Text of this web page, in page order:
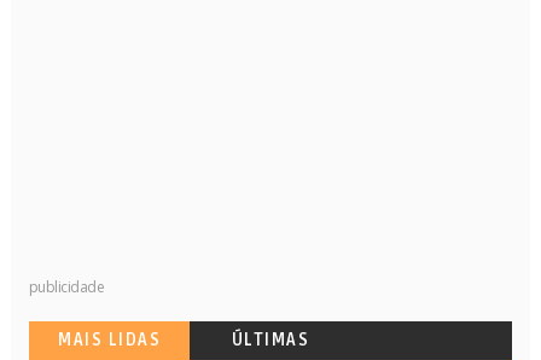
publicidade
MAIS LIDAS ÚLTIMAS